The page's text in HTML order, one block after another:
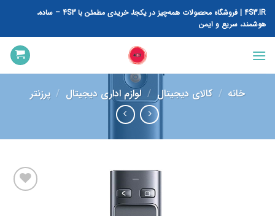
پرش
محتوا
4S3.IR | فروشگاه محصولات همه‌چیز در یکجا، خریدی مطمئن با 4S3 – ساده،
هوشمند، سریع و ایمن
خانه / کالای دیجیتال / لوازم اداری دیجیتال / پرزنتر